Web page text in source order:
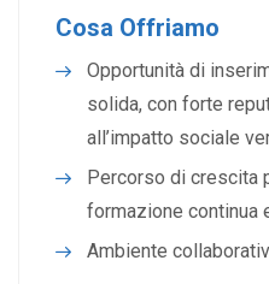
Cosa Offriamo
Opportunità di
solida, con forte
all’impatto sociale
Percorso di crescita
formazione continua
Ambiente